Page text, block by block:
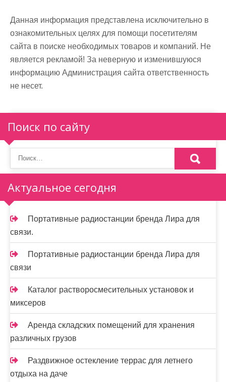
Данная информация представлена исключительно в
ознакомительных целях для помощи посетителям
сайта в поиске необходимых товаров и компаний. Не
является рекламой! За неверную и изменившуюся
информацию Администрация сайта ответственность
не несет.
Поиск по сайту
Актуальное сегодня
Портативные радиостанции бренда Лира для
связи.
Портативные радиостанции бренда Лира для
связи
Каталог растворосмесительных установок и
миксеров
Аренда складских помещений для хранения
различных грузов
Раздвижное остекление террас для летнего
отдыха на даче